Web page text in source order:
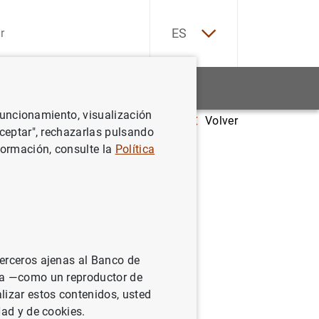
ES
Volver
visualización
rechazarlas pulsando
consulte la Política
ajenas al Banco de
—como un reproductor de
estos contenidos, usted
y de cookies.